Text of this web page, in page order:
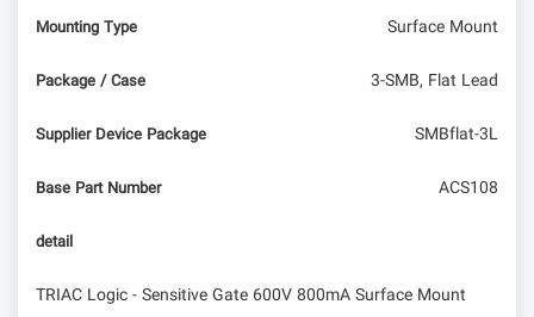
Mounting Type Surface Mount
Package / Case 3-SMB, Flat Lead
Supplier Device Package SMBflat-3L
Base Part Number ACS108
detail
TRIAC Logic - Sensitive Gate 600V 800mA Surface Mount